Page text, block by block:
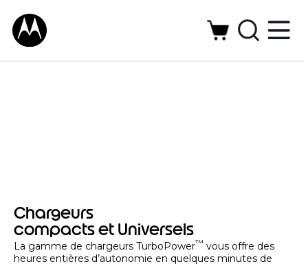
Chargeurs
compacts et Universels
La gamme de chargeurs TurboPower™ vous offre des
heures entières d’autonomie en quelques minutes de